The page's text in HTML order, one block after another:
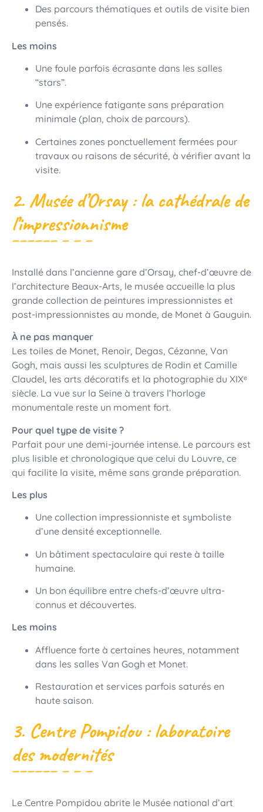
Des parcours thématiques et outils de visite bien
pensés.
Les moins
Une foule parfois écrasante dans les salles
“stars”.
Une expérience fatigante sans préparation
minimale (plan, choix de parcours).
Certaines zones ponctuellement fermées pour
travaux ou raisons de sécurité, à vérifier avant la
visite.
2. Musée d’Orsay : la cathédrale de
l’impressionnisme
Installé dans l’ancienne gare d’Orsay, chef-d’œuvre de
l’architecture Beaux-Arts, le musée accueille la plus
grande collection de peintures impressionnistes et
post-impressionnistes au monde, de Monet à Gauguin.
À ne pas manquer
Les toiles de Monet, Renoir, Degas, Cézanne, Van
Gogh, mais aussi les sculptures de Rodin et Camille
Claudel, les arts décoratifs et la photographie du XIXᵉ
siècle. La vue sur la Seine à travers l’horloge
monumentale reste un moment fort.
Pour quel type de visite ?
Parfait pour une demi-journée intense. Le parcours est
plus lisible et chronologique que celui du Louvre, ce
qui facilite la visite, même sans grande préparation.
Les plus
Une collection impressionniste et symboliste
d’une densité exceptionnelle.
Un bâtiment spectaculaire qui reste à taille
humaine.
Un bon équilibre entre chefs-d’œuvre ultra-
connus et découvertes.
Les moins
Affluence forte à certaines heures, notamment
dans les salles Van Gogh et Monet.
Restauration et services parfois saturés en
haute saison.
3. Centre Pompidou : laboratoire
des modernités
Le Centre Pompidou abrite le Musée national d’art